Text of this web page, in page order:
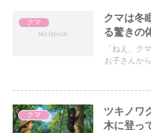
クマ
クマは冬
る驚きの
「ねえ、ク
お子さんか
クマ
ツキノワ
木に登っ